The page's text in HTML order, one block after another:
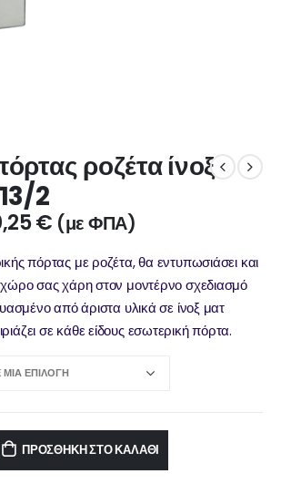
ροζέτα ίνοξ
2
€ (με ΦΠΑ)
πόρτας με ροζέτα, θα εντυπωσιάσει και
σας χάρη στον μοντέρνο σχεδιασμό
από άριστα υλικά σε ίνοξ ματ
σε κάθε είδους εσωτερική πόρτα.
ΠΡΟΣΘΉΚΗ ΣΤΟ ΚΑΛΆΘΙ